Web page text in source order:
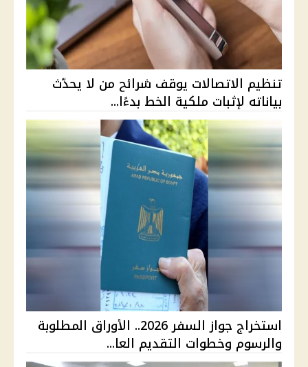
تنظيم الاتصالات يوقف شرائح من لا يحدّث
بياناته لإثبات ملكية الخط بدءًا...
استخراج جواز السفر 2026.. الأوراق المطلوبة
والرسوم وخطوات التقديم العا...